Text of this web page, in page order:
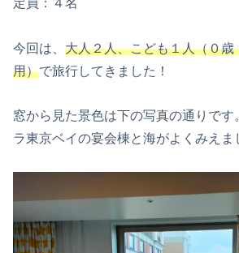
定員：４名
今回は、 大人２人、こども１人（０歳
用）で旅行してきました！
窓から見た景色は下の写真の通りです
ラ東京ベイの宴会棟と海がよくみえま